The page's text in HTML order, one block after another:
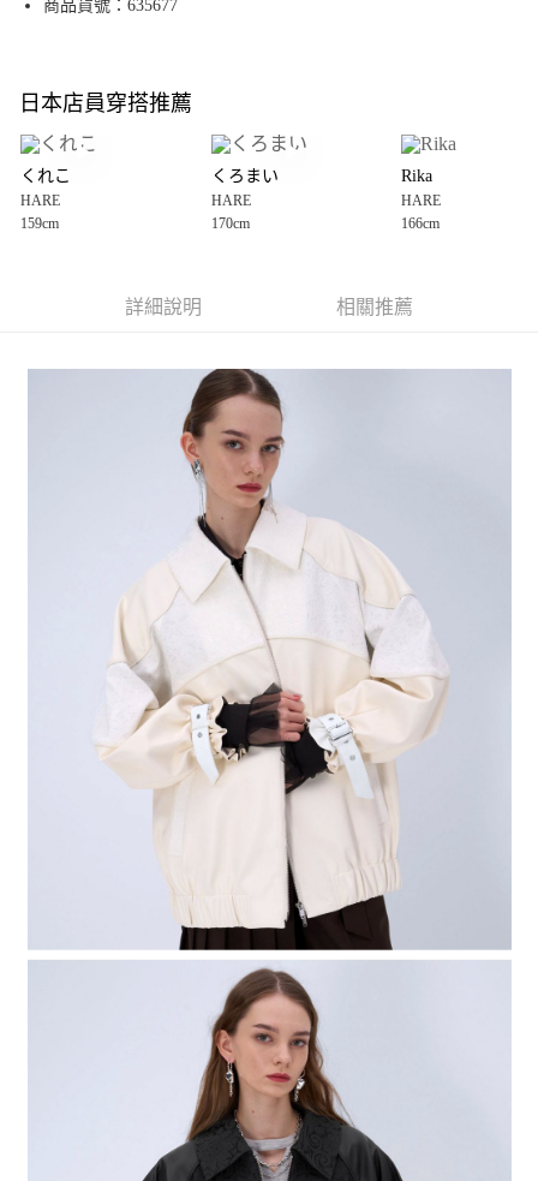
全盈+PAY
大哥付你分期
【大哥付你分期使用說明】
1.本服務由台灣大哥大提供，台灣大哥大用戶可立即使用無須另外申請。
2.付款方式選擇「大哥付你分期」，訂單成立後會自動跳轉到大哥付的交易
3.實際核准額度、可分期數及費用金額請依後續交易確認頁面所載為準。
4.訂單成立30分鐘內，如未前往確認交易或遇審核未通過，訂單將自動取
1.分期款項不併入電信帳單，「大哥付你分期」於每月結算日後寄送繳費提
2.透過簡訊連結打開帳單後，可選擇「超商條碼／台灣大直營門市／銀行轉
帳／街口支付／iPASS MONEY」等通路繳費。
1.本服務係由「台灣大哥大股份有限公司」（以下簡稱本公司）所提供，讓
用戶於交易時，得透過本服務購買商品或服務，並由商店將買賣／分期付款
買賣價金債權讓與本公司後，依約使用本公司帳單繳交帳款。
2.基於同意付款使用「大哥付你分期」之契約關係目的，商店將以您的個人
資料（包含姓名、電話或地址）提供予台灣大哥大進項蒐集、處理及利用，
由本公司與您本人進行分期帳單所需資料之確認、核對及更正。
3.完整用戶服務條款，請詳閱以下連結：
https://oppay.tw/userRule
AFTEE先享後付
３．安心：先確認商品／服務後，再付款。
【「AFTEE先享後付」結帳流程】
１．於結帳方式選擇「AFTEE先享後付」後，將跳轉至「AFTEE先享後付」
結帳頁面，進行簡訊認證並確認金額後，即可完成結帳。
２．訂單成立數日內，您將收到繳費通知簡訊。
３．收到繳費通知簡訊後14天內，點擊此簡訊中的連結，可透過四大超商／
ATM／網路銀行／等多元方式進行付款，方視為交易完成。
※ 請注意：結帳手續完成當下不需立刻繳費，但若您需要取消訂單，請聯絡
購買商品的店家。未經商家同意取消之訂單仍視為有效，需透過AFTEE先享
※ 交易是否成功請以「AFTEE先享後付 」之結帳頁面顯示為準，若有關於
是否繳費成功／繳費後需取消欲退款等相關疑問，請聯繫「AFTEE先享後付
客戶支援中心」https://netprotections.freshdesk.com/support/home
１．透過由恩沛科技股份有限公司提供之「AFTEE先享後付」服務完成之交
易，需依本服務之必要範圍內提供個人資料，並將交易相關給付款項請求債
權轉讓予恩沛科技股份有限公司。
２．關於個人資料處理事宜，請瀏覽以下網址： https://aftee.tw/terms/#terms3
３．未成年的使用者請事先徵得法定代理人或監護人之同意方可使用
「AFTEE先享後付」，若未經同意申辦者引起之損失，本公司不負相關責
４．使用「AFTEE先享後付」時，將依據個別帳號之用戶狀況，依本公司即
時審查核予不同之上限額度；若仍有額度不足之情形，本公司將視審查結果
５．嚴禁一人註冊多個帳號或使用他人資訊註冊。若發現惡意使用之情形，
恩沛科技股份有限公司將有權停止該用戶之使用額度並採取法律行動。
每筆NT$80，滿NT$1,500(含以上)免運費
每筆NT$80，滿NT$1,500(含以上)免運費
每筆NT$80，滿NT$1,500(含以上)免運費
每筆NT$80，滿NT$1,500(含以上)免運費
每筆NT$80，滿NT$1,500(含以上)免運費
商品貨號：635677
日本店員穿搭推薦
くれこ
HARE
159cm
くろまい
HARE
170cm
Rika
HARE
166cm
詳細說明 相關推薦